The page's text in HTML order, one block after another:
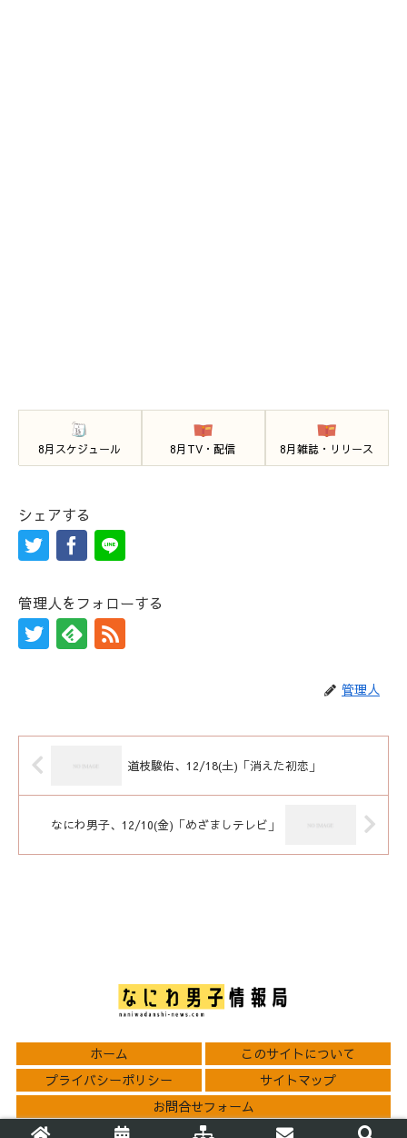
8月スケジュール 8月TV・配信 8月雑誌・リリース
シェアする
管理人をフォローする
管理人
道枝駿佑、12/18(土)「消えた初恋」
なにわ男子、12/10(金)「めざましテレビ」
ホーム
このサイトについて
プライバシーポリシー
サイトマップ
お問合せフォーム